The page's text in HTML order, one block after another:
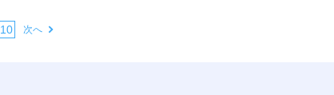
10 次へ